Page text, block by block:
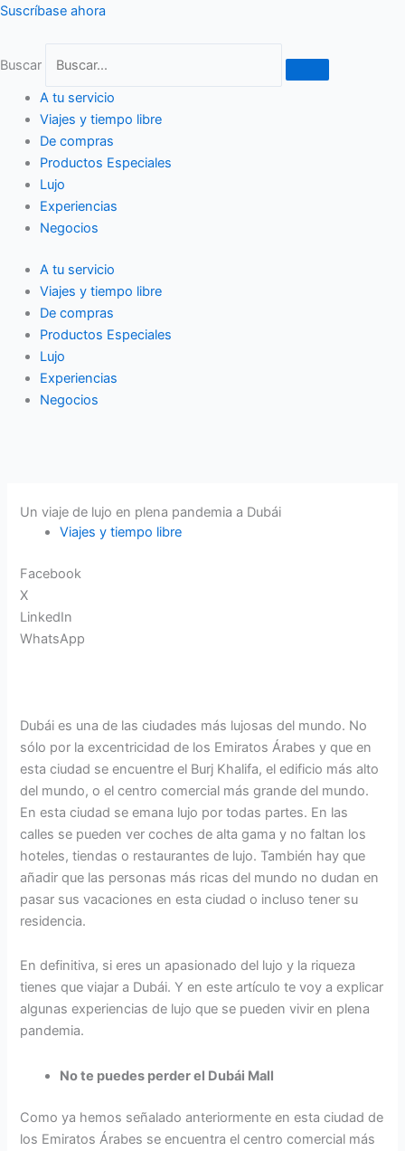
Ir
Suscríbase ahora
Buscar
A tu servicio
Viajes y tiempo libre
De compras
Productos Especiales
Lujo
Experiencias
Negocios
A tu servicio
Viajes y tiempo libre
De compras
Productos Especiales
Lujo
Experiencias
Negocios
Un viaje de lujo en plena pandemia a Dubái
Viajes y tiempo libre
Facebook
X
LinkedIn
WhatsApp
Dubái es una de las ciudades más lujosas del mundo. No
sólo por la excentricidad de los Emiratos Árabes y que en
esta ciudad se encuentre el Burj Khalifa, el edificio más alto
del mundo, o el centro comercial más grande del mundo.
En esta ciudad se emana lujo por todas partes. En las
calles se pueden ver coches de alta gama y no faltan los
hoteles, tiendas o restaurantes de lujo. También hay que
añadir que las personas más ricas del mundo no dudan en
pasar sus vacaciones en esta ciudad o incluso tener su
residencia.
En definitiva, si eres un apasionado del lujo y la riqueza
tienes que viajar a Dubái. Y en este artículo te voy a explicar
algunas experiencias de lujo que se pueden vivir en plena
pandemia.
No te puedes perder el Dubái Mall
Como ya hemos señalado anteriormente en esta ciudad de
los Emiratos Árabes se encuentra el centro comercial más